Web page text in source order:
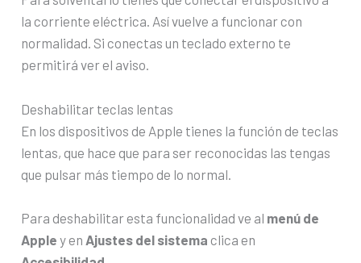
la corriente eléctrica. Así vuelve a funcionar con
normalidad. Si conectas un teclado externo te
permitirá ver el aviso.
Deshabilitar teclas lentas
En los dispositivos de Apple tienes la función de teclas
lentas, que hace que para ser reconocidas las tengas
que pulsar más tiempo de lo normal.
Para deshabilitar esta funcionalidad ve al menú de
Apple y en Ajustes del sistema clica en